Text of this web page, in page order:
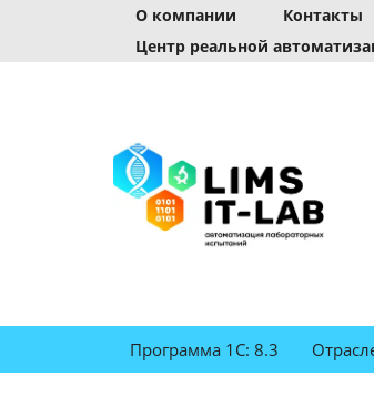
О компании Контакты
Центр реальной
Программа 1С: 8.3